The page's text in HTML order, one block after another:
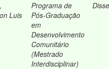
Luis
Programa de
Pós-Graduação
em
Desenvolvimento
Comunitário
(Mestrado
Interdisciplinar)